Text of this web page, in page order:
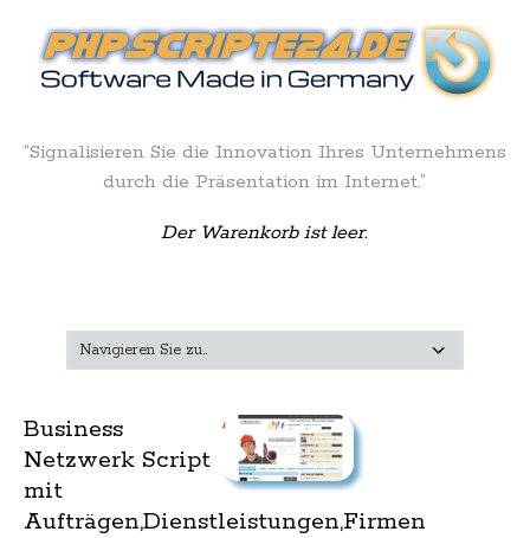
“Signalisieren Sie die Innovation Ihres Unternehmens
durch die Präsentation im Internet.”
Der Warenkorb ist leer.
Business
Netzwerk Script
mit
Aufträgen,Dienstleistungen,Firmen